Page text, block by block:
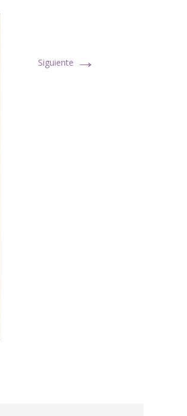
Siguiente →